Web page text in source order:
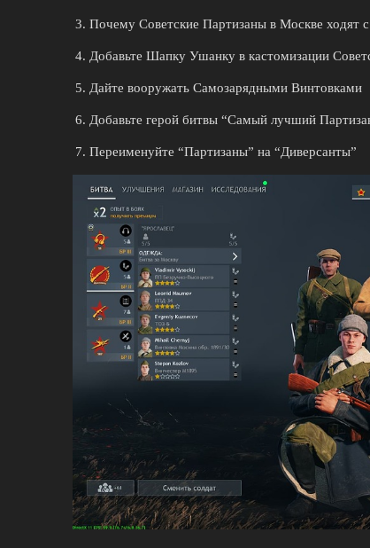
Почему Советские Партизаны в Москве ходят
Добавьте Шапку Ушанку в кастомизации
Дайте вооружать Самозарядными Винтовками
Добавьте герой битвы “Самый лучший
Переименуйте “Партизаны” на “Диверсанты”